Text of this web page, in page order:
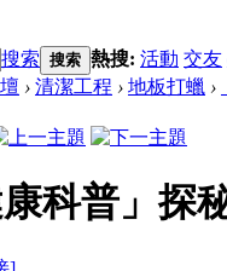
搜索 搜索 熱搜: 活動 交友
› 清潔工程 › 地板打蠟 ›
康科普」探